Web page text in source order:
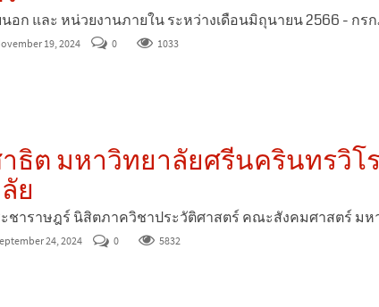
อก และ หน่วยงานภายใน ระหว่างเดือนมิถุนายน 2566 - กร
19, 2024 0 1033
าธิต มหาวิทยาลัยศรีนครินทรวิ
ย
ชาราษฎร์ นิสิตภาควิชาประวัติศาสตร์ คณะสังคมศาสตร์ ม
24, 2024 0 5832